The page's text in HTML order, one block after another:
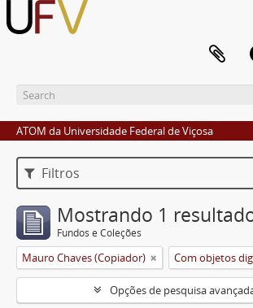
ATOM da Universidade Federal de Viçosa
Filtros
Mostrando 1
Fundos e Coleções
Mauro Chaves (Copiador) Com objetos
Opções de pesquisa